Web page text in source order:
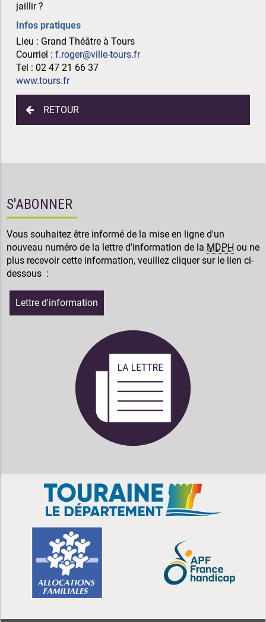
jaillir ?
Infos pratiques
Lieu : Grand Théâtre à Tours
Courriel : f.roger@ville-tours.fr
Tel : 02 47 21 66 37
www.tours.fr
RETOUR
S'ABONNER
Vous souhaitez être informé de la mise en ligne d'un
nouveau numéro de la lettre d'information de la MDPH ou ne
plus recevoir cette information, veuillez cliquer sur le lien ci-
dessous :
Lettre d'information